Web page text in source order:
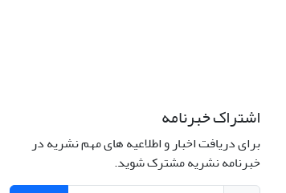
اشتراک خبرنامه
برای دریافت اخبار و اطلاعیه های مهم نشریه در
خبرنامه نشریه مشترک شوید.